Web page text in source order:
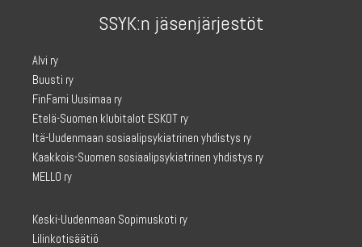
SSYK:n jäsenjärjestöt
Alvi ry
Buusti ry
FinFami Uusimaa ry
Etelä-Suomen klubitalot ESKOT ry
Itä-Uudenmaan sosiaalipsykiatrinen yhdistys ry
Kaakkois-Suomen sosiaalipsykiatrinen yhdistys ry
MELLO ry
Keski-Uudenmaan Sopimuskoti ry
Lilinkotisäätiö